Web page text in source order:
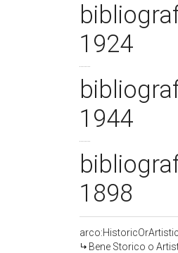
1924
1944
1898
Bene Storico o